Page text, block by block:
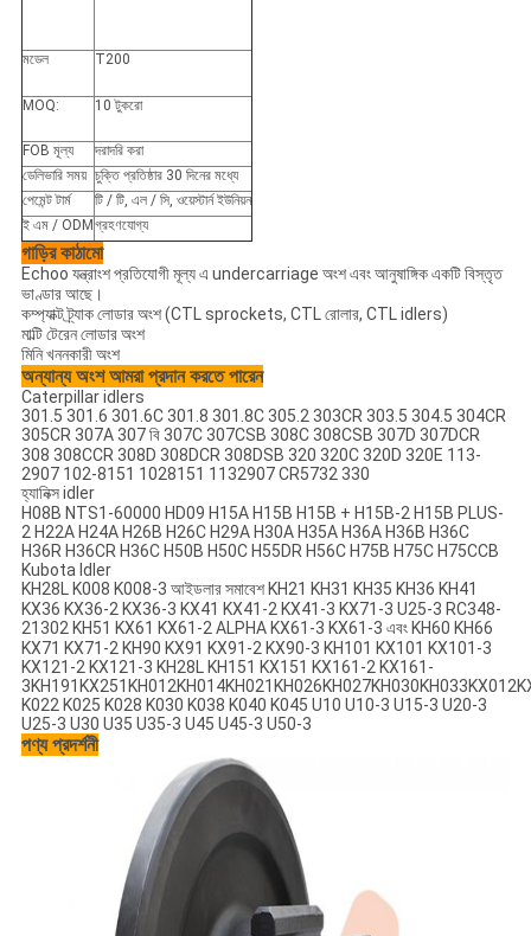
মডেল T200
MOQ: 10 টুকরো
FOB মূল্য
দরাদরি করা
ডেলিভারি সময় চুক্তি প্রতিষ্ঠার 30 দিনের মধ্যে
পেমেন্ট টার্ম
টি / টি, এল / সি, ওয়েস্টার্ন ইউনিয়ন
ই এম / ODM গ্রহণযোগ্য
গাড়ির কাঠামো
Echoo যন্ত্রাংশ প্রতিযোগী মূল্য এ undercarriage অংশ এবং আনুষাঙ্গিক একটি বিস্তৃত
ভাণ্ডার আছে।
কম্প্যাক্ট ট্র্যাক লোডার অংশ (CTL sprockets, CTL রোলার, CTL idlers)
মাল্টি টেরেন লোডার অংশ
মিনি খননকারী অংশ
অন্যান্য অংশ আমরা প্রদান করতে পারেন
Caterpillar idlers
301.5 301.6 301.6C 301.8 301.8C 305.2 303CR 303.5 304.5 304CR
305CR 307A 307 বি 307C 307CSB 308C 308CSB 307D 307DCR
308 308CCR 308D 308DCR 308DSB 320 320C 320D 320E 113-
2907 102-8151 1028151 1132907 CR5732 330
হ্যানিক্স idler
H08B NTS1-60000 HD09 H15A H15B H15B + H15B-2 H15B PLUS-
2 H22A H24A H26B H26C H29A H30A H35A H36A H36B H36C
H36R H36CR H36C H50B H50C H55DR H56C H75B H75C H75CCB
Kubota Idler
KH28L K008 K008-3 আইডলার সমাবেশ KH21 KH31 KH35 KH36 KH41
KX36 KX36-2 KX36-3 KX41 KX41-2 KX41-3 KX71-3 U25-3 RC348-
21302 KH51 KX61 KX61-2 ALPHA KX61-3 KX61-3 এবং KH60 KH66
KX71 KX71-2 KH90 KX91 KX91-2 KX90-3 KH101 KX101 KX101-3
KX121-2 KX121-3 KH28L KH151 KX151 KX161-2 KX161-
K022 K025 K028 K030 K038 K040 K045 U10 U10-3 U15-3 U20-3
U25-3 U30 U35 U35-3 U45 U45-3 U50-3
পণ্য প্রদর্শনী